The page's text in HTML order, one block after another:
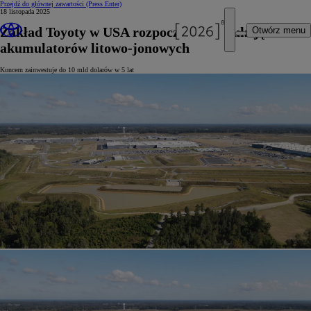
Przejdź do głównej zawartości (Press Enter)
Otwórz menu
18 listopada 2025
Zakład Toyoty w USA rozpoczyna produkcję
akumulatorów litowo-jonowych
Koncern zainwestuje do 10 mld dolarów w 5 lat